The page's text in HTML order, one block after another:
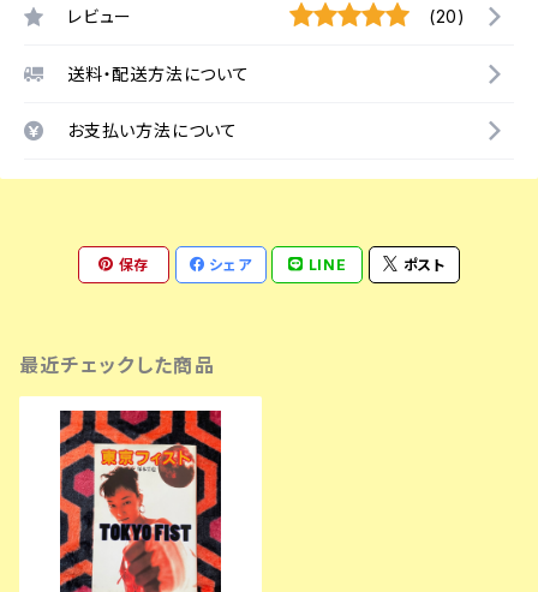
レビュー (20)
送料・配送方法について
お支払い方法について
保存 シェア LINE ポスト
最近チェックした商品